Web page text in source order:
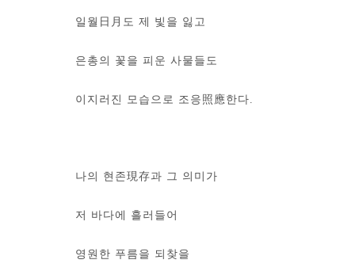
일월日月도 제 빛을 잃고
은총의 꽃을 피운 사물들도
이지러진 모습으로 조응照應한다.
나의 현존現存과 그 의미가
저 바다에 흘러들어
영원한 푸름을 되찾을